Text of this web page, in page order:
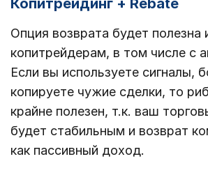
Копитрейдинг + Rebate
Опция возврата будет полезна
копитрейдерам, в том числе с
Если вы используете сигналы,
копируете чужие сделки, то
крайне полезен, т.к. ваш
будет стабильным и возврат
как пассивный доход.